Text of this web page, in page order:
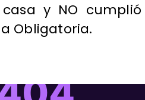
y NO cumplió
Obligatoria.